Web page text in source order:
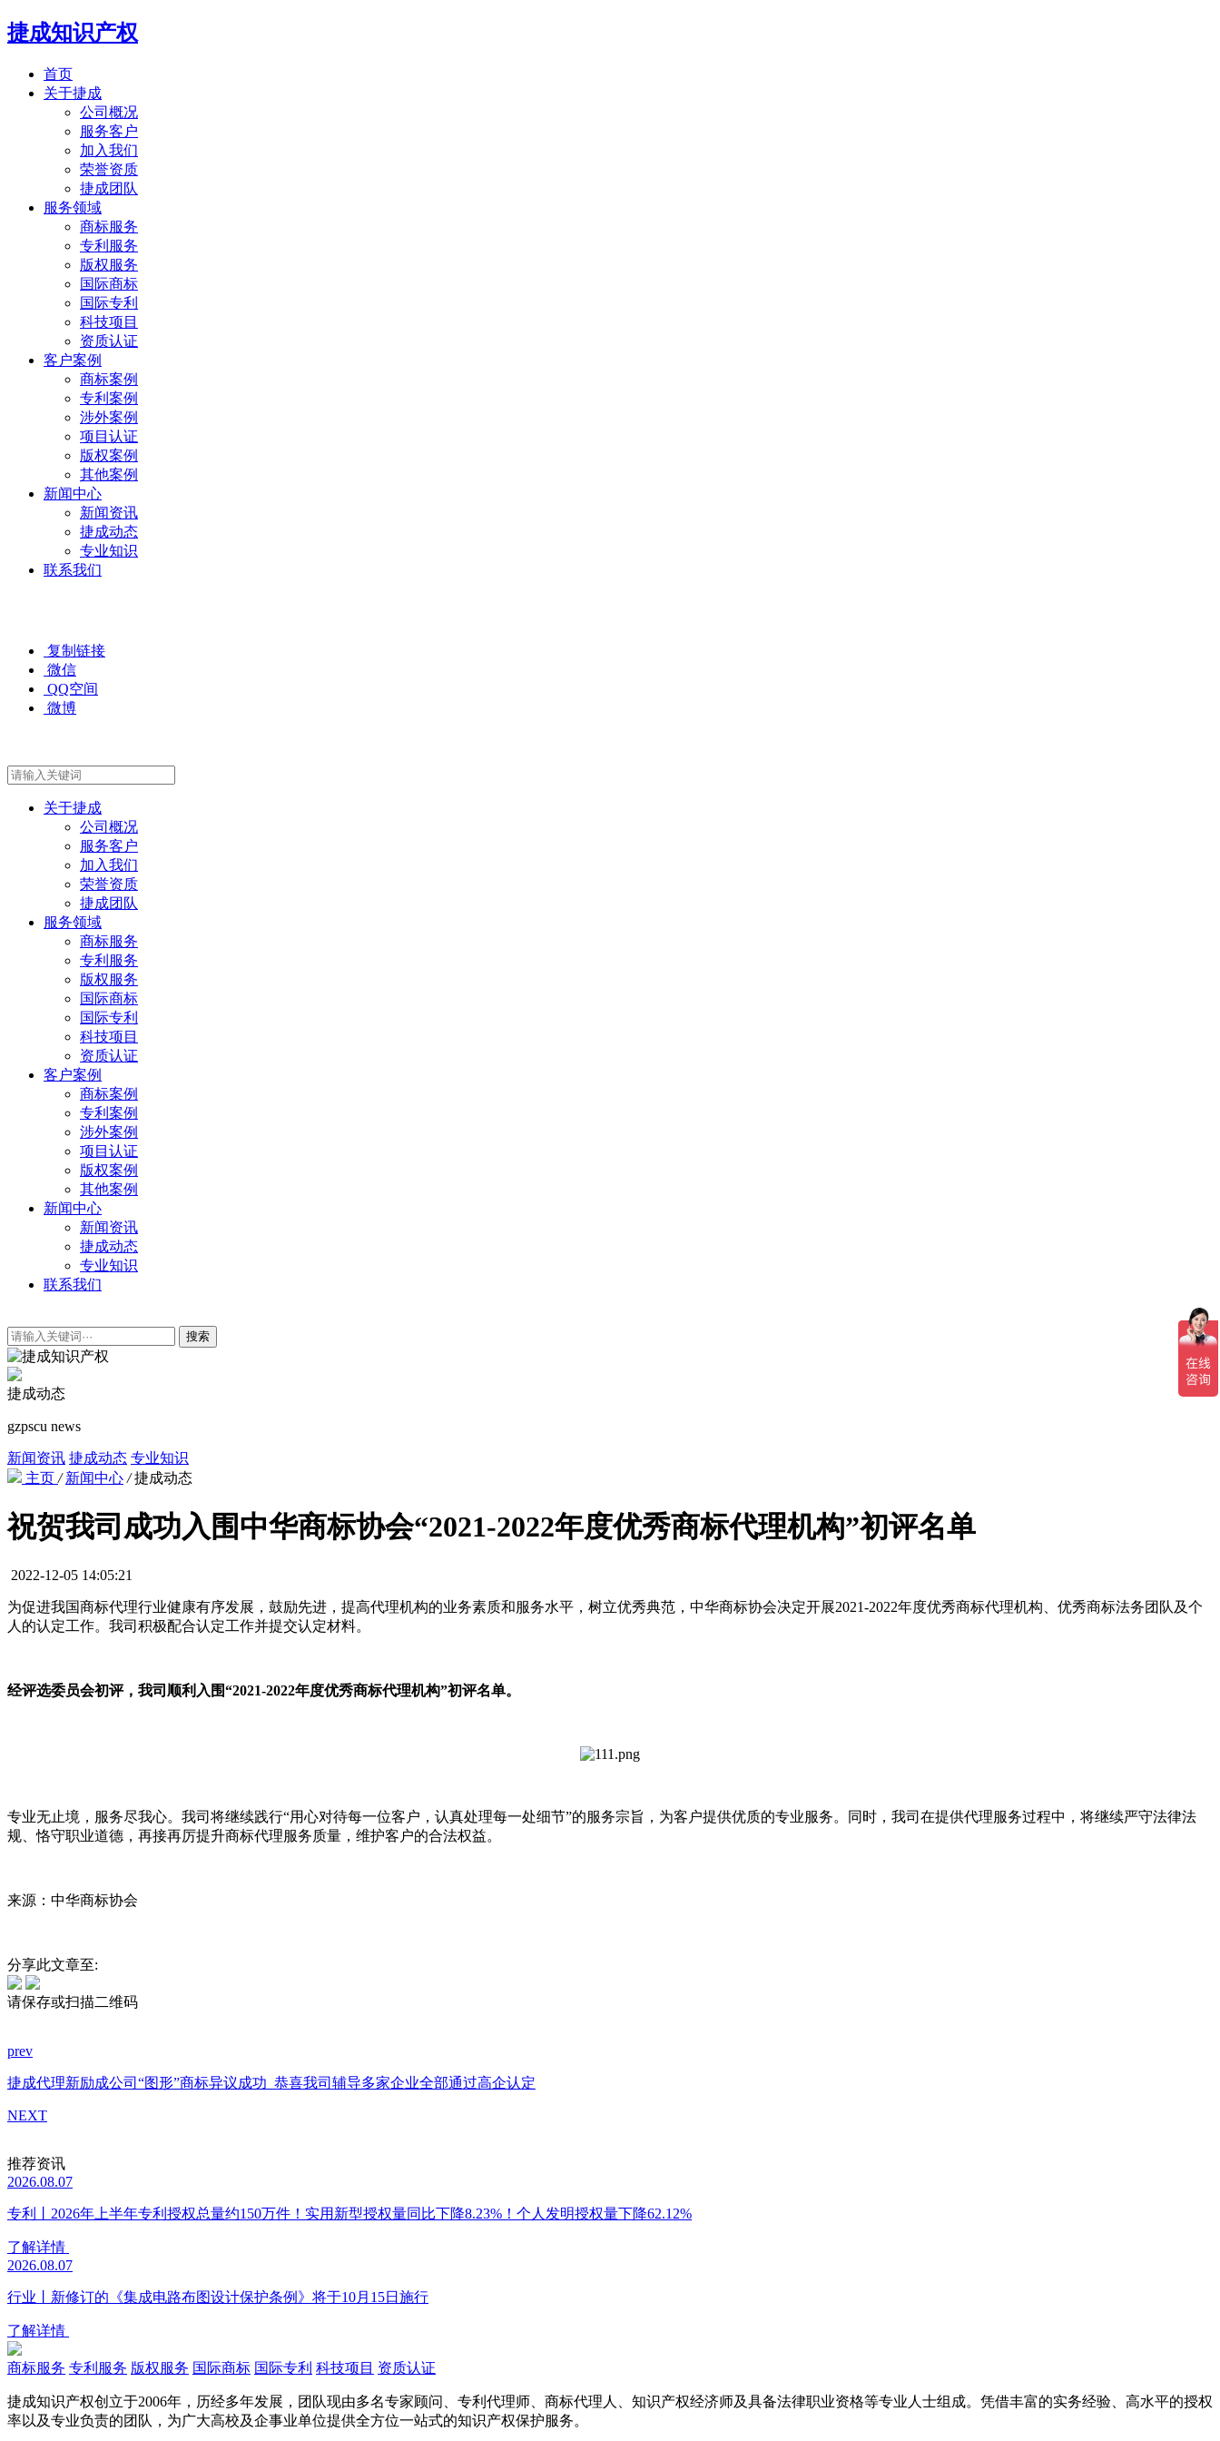
捷成知识产权
首页
关于捷成
公司概况
服务客户
加入我们
荣誉资质
捷成团队
服务领域
商标服务
专利服务
版权服务
国际商标
国际专利
科技项目
资质认证
客户案例
商标案例
专利案例
涉外案例
项目认证
版权案例
其他案例
新闻中心
新闻资讯
捷成动态
专业知识
联系我们
复制链接
微信
QQ空间
微博
关于捷成
公司概况
服务客户
加入我们
荣誉资质
捷成团队
服务领域
商标服务
专利服务
版权服务
国际商标
国际专利
科技项目
资质认证
客户案例
商标案例
专利案例
涉外案例
项目认证
版权案例
其他案例
新闻中心
新闻资讯
捷成动态
专业知识
联系我们
搜索
捷成动态
gzpscu news
新闻资讯 捷成动态 专业知识
主页 / 新闻中心 / 捷成动态
祝贺我司成功入围中华商标协会“2021-2022年度优秀商标代理机构”初评名单
2022-12-05 14:05:21
为促进我国商标代理行业健康有序发展，鼓励先进，提高代理机构的业务素质和服务水平，树立优秀典范，中华商标协会决定开展2021-2022年度优秀商标代理机构、优秀商标法务团队及个
人的认定工作。我司积极配合认定工作并提交认定材料。
经评选委员会初评，我司顺利入围“2021-2022年度优秀商标代理机构”初评名单。
专业无止境，服务尽我心。我司将继续践行“用心对待每一位客户，认真处理每一处细节”的服务宗旨，为客户提供优质的专业服务。同时，我司在提供代理服务过程中，将继续严守法律法
规、恪守职业道德，再接再厉提升商标代理服务质量，维护客户的合法权益。
来源：中华商标协会
分享此文章至:
请保存或扫描二维码
prev
捷成代理新励成公司“图形”商标异议成功 恭喜我司辅导多家企业全部通过高企认定
NEXT
推荐资讯
2026.08.07
专利丨2026年上半年专利授权总量约150万件！实用新型授权量同比下降8.23%！个人发明授权量下降62.12%
了解详情
2026.08.07
行业丨新修订的《集成电路布图设计保护条例》将于10月15日施行
了解详情
商标服务 专利服务 版权服务 国际商标 国际专利 科技项目 资质认证
捷成知识产权创立于2006年，历经多年发展，团队现由多名专家顾问、专利代理师、商标代理人、知识产权经济师及具备法律职业资格等专业人士组成。凭借丰富的实务经验、高水平的授权
率以及专业负责的团队，为广大高校及企事业单位提供全方位一站式的知识产权保护服务。